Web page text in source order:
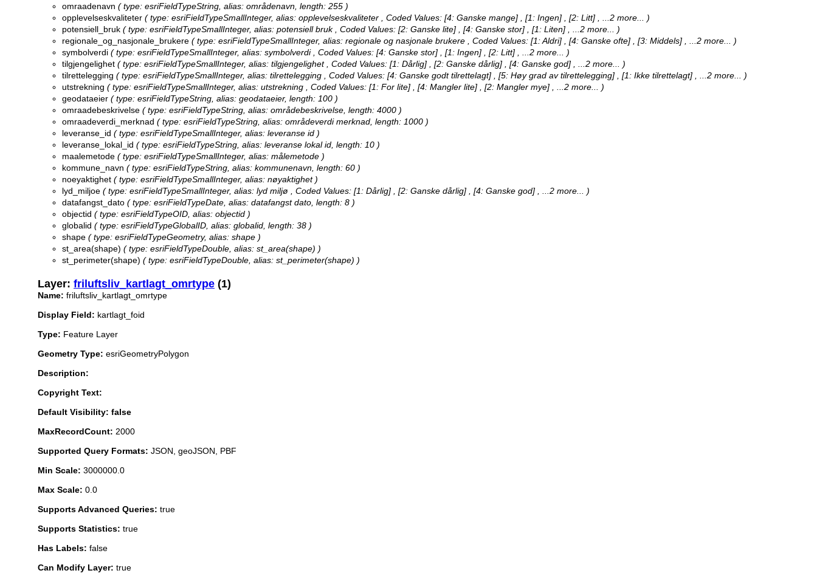
omraadenavn ( type: esriFieldTypeString, alias: områdenavn, length: 255 )
opplevelseskvaliteter ( type: esriFieldTypeSmallInteger, alias: opplevelseskvaliteter , Coded Values: [4: Ganske mange] , [1: Ingen] , [2: Litt] , ...2 more...
)
potensiell_bruk ( type: esriFieldTypeSmallInteger, alias: potensiell bruk , Coded Values: [2: Ganske lite] , [4: Ganske stor] , [1: Liten] , ...2 more...
)
regionale_og_nasjonale_brukere ( type: esriFieldTypeSmallInteger, alias: regionale og nasjonale brukere , Coded Values: [1: Aldri] , [4: Ganske ofte] , [3: Middels] , ...2 more...
)
symbolverdi ( type: esriFieldTypeSmallInteger, alias: symbolverdi , Coded Values: [4: Ganske stor] , [1: Ingen] , [2: Litt] , ...2 more...
)
tilgjengelighet ( type: esriFieldTypeSmallInteger, alias: tilgjengelighet , Coded Values: [1: Dårlig] , [2: Ganske dårlig] , [4: Ganske god] , ...2 more...
)
tilrettelegging ( type: esriFieldTypeSmallInteger, alias: tilrettelegging , Coded Values: [4: Ganske godt tilrettelagt] , [5: Høy grad av tilrettelegging] , [1: Ikke tilrettelagt] , ...2 more...
)
utstrekning ( type: esriFieldTypeSmallInteger, alias: utstrekning , Coded Values: [1: For lite] , [4: Mangler lite] , [2: Mangler mye] , ...2 more...
)
geodataeier ( type: esriFieldTypeString, alias: geodataeier, length: 100 )
omraadebeskrivelse ( type: esriFieldTypeString, alias: områdebeskrivelse, length: 4000 )
omraadeverdi_merknad ( type: esriFieldTypeString, alias: områdeverdi merknad, length: 1000 )
leveranse_id ( type: esriFieldTypeSmallInteger, alias: leveranse id )
leveranse_lokal_id ( type: esriFieldTypeString, alias: leveranse lokal id, length: 10 )
maalemetode ( type: esriFieldTypeSmallInteger, alias: målemetode )
kommune_navn ( type: esriFieldTypeString, alias: kommunenavn, length: 60 )
noeyaktighet ( type: esriFieldTypeSmallInteger, alias: nøyaktighet )
lyd_miljoe ( type: esriFieldTypeSmallInteger, alias: lyd miljø , Coded Values: [1: Dårlig] , [2: Ganske dårlig] , [4: Ganske god] , ...2 more...
)
datafangst_dato ( type: esriFieldTypeDate, alias: datafangst dato, length: 8 )
objectid ( type: esriFieldTypeOID, alias: objectid )
globalid ( type: esriFieldTypeGlobalID, alias: globalid, length: 38 )
shape ( type: esriFieldTypeGeometry, alias: shape )
st_area(shape) ( type: esriFieldTypeDouble, alias: st_area(shape) )
st_perimeter(shape) ( type: esriFieldTypeDouble, alias: st_perimeter(shape) )
Layer: friluftsliv_kartlagt_omrtype (1)
Name: friluftsliv_kartlagt_omrtype
Display Field: kartlagt_foid
Type: Feature Layer
Geometry Type: esriGeometryPolygon
Description:
Copyright Text:
Default Visibility: false
MaxRecordCount: 2000
Supported Query Formats: JSON, geoJSON, PBF
Min Scale: 3000000.0
Max Scale: 0.0
Supports Advanced Queries: true
Supports Statistics: true
Has Labels: false
Can Modify Layer: true